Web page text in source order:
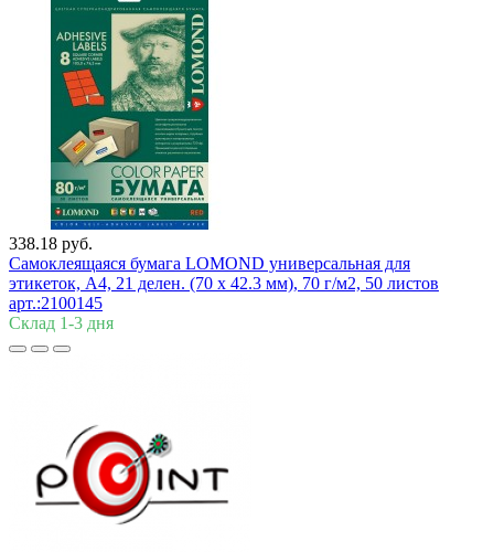
338.18 руб.
Самоклеящаяся бумага LOMOND универсальная для
этикеток, A4, 21 делен. (70 x 42.3 мм), 70 г/м2, 50 листов
арт.:2100145
Склад 1-3 дня